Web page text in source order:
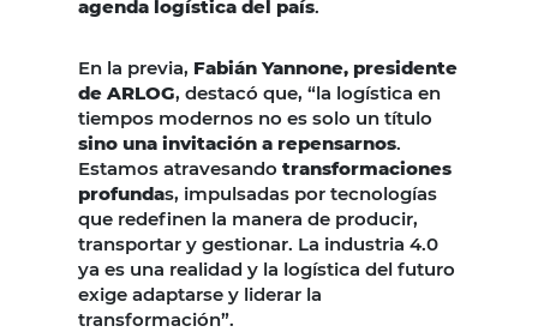
agenda logística del país.
En la previa, Fabián Yannone, presidente
de ARLOG, destacó que, “la logística en
tiempos modernos no es solo un título
sino una invitación a repensarnos.
Estamos atravesando transformaciones
profundas, impulsadas por tecnologías
que redefinen la manera de producir,
transportar y gestionar. La industria 4.0
ya es una realidad y la logística del futuro
exige adaptarse y liderar la
transformación”.